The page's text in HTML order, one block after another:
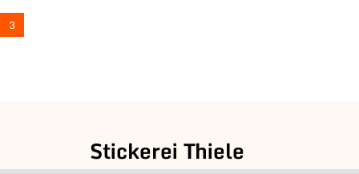
3
Stickerei Thiele